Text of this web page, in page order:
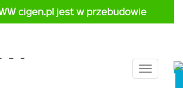
cigen.pl jest w przebudowie
Toggle